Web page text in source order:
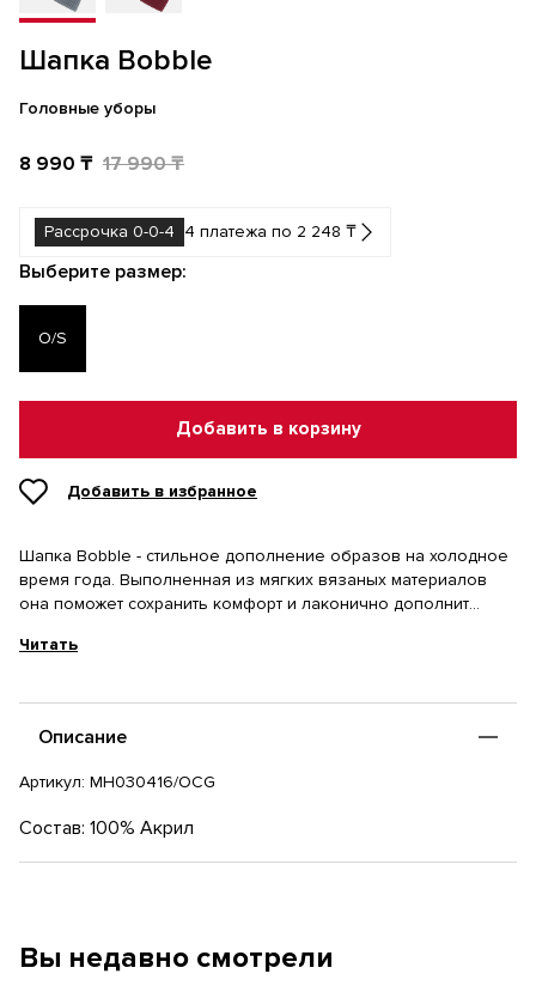
Шапка Bobble
Головные уборы
8 990 ₸ 17 990 ₸
Рассрочка 0-0-4 4 платежа по 2 248 ₸
Выберите размер:
O/S
Добавить в корзину
Добавить в избранное
Шапка Bobble - стильное дополнение образов на холодное
время года. Выполненная из мягких вязаных материалов
она поможет сохранить комфорт и лаконично дополнит
Читать
Описание
Артикул: MH030416/OCG
Состав: 100% Акрил
Вы недавно смотрели